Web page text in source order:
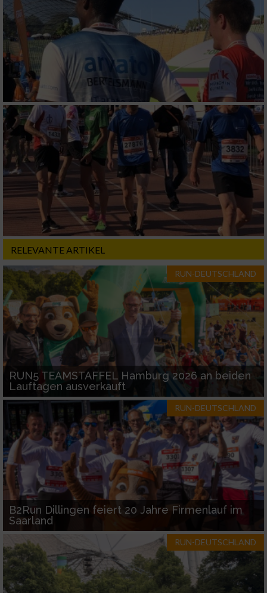
RELEVANTE ARTIKEL
RUN-DEUTSCHLAND
RUN5 TEAMSTAFFEL Hamburg 2026 an beiden
Lauftagen ausverkauft
RUN-DEUTSCHLAND
B2Run Dillingen feiert 20 Jahre Firmenlauf im
Saarland
RUN-DEUTSCHLAND
Performance
Funktional
Werbung